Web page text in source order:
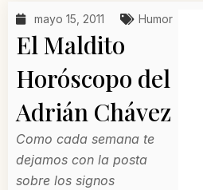
e
b
o
o
k
-
f
t
a
g
r
a
m
w
i
t
t
e
r
t
o
t
p
p
mayo 15, 2011 Humor
El Maldito
Horóscopo del
Adrián Chávez
Como cada semana te
dejamos con la posta
sobre los signos